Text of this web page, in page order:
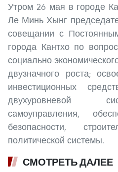
Утром 26 мая в городе
Ле Минь Хынг
совещании с
города Кантхо по
социально-
двузначного роста;
инвестиционных
двухуровневой
самоуправления,
безопасности,
политической системы.
СМОТРЕТЬ ДАЛЕЕ